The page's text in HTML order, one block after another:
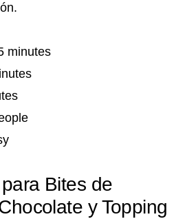
minutes
Bites de
y Topping